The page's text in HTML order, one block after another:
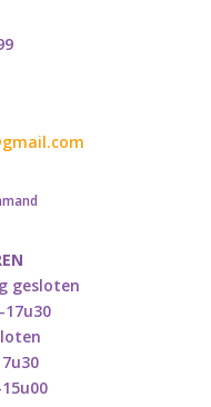
gesloten
17u30